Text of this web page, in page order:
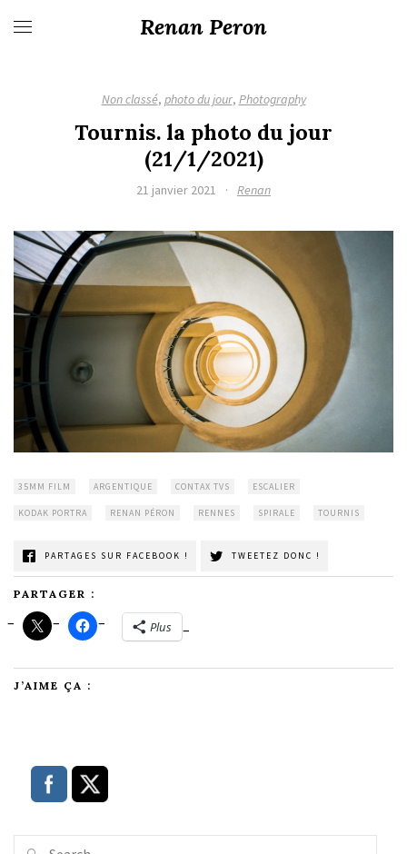
Renan Peron
Non classé, photo du jour, Photography
Tournis. la photo du jour
(21/1/2021)
21 janvier 2021 · Renan
35MM FILM ARGENTIQUE CONTAX TVS ESCALIER
KODAK PORTRA RENAN PÉRON RENNES SPIRALE TOURNIS
PARTAGES SUR FACEBOOK ! TWEETEZ DONC !
PARTAGER :
Plus
J’AIME ÇA :